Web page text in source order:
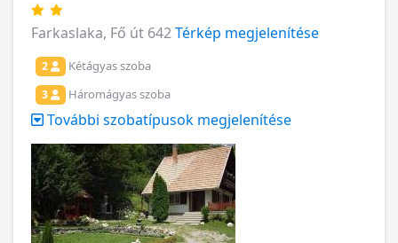
Farkaslaka, Fő út 642Térkép megjelenítése
2 Kétágyas szoba
3 Háromágyas szoba
További szobatípusok megjelenítése